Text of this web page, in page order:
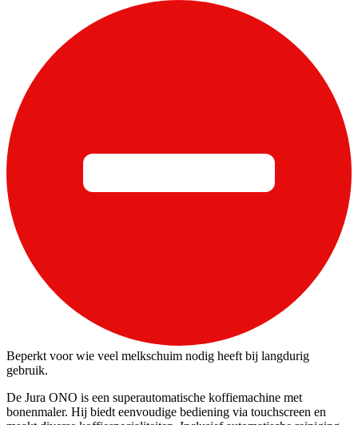
Beperkt voor wie veel melkschuim nodig heeft bij langdurig
gebruik.
De Jura ONO is een superautomatische koffiemachine met
bonenmaler. Hij biedt eenvoudige bediening via touchscreen en